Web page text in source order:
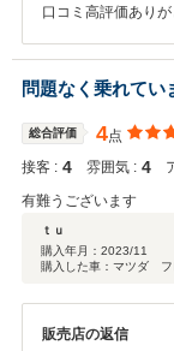
口コミ高評価あり
ンスでのご来店も
スタッフ一同心よ
店くださいませ。
問題なく乗れてい
総合評価 4点
接客 : 4 雰囲気 : 4
有難うございます
ｔｕ
購入年月： 2023/11
購入した車：マツダ
販売店の返信